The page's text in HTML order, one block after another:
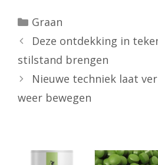
Categorieën
Graan
Deze ontdekking in
stilstand brengen
Nieuwe techniek laat
weer bewegen